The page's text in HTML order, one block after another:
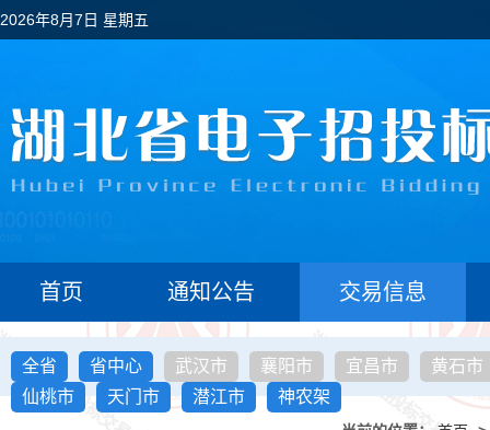
2026年8月7日 星期五
首页 通知公告 交易信息
全省 省中心 武汉市 襄阳市 宜昌市
黄石市
仙桃市
天门市 潜江市 神农架